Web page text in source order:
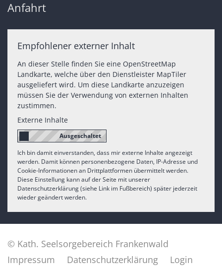
Anfahrt
Empfohlener externer Inhalt
An dieser Stelle finden Sie eine OpenStreetMap
Landkarte, welche über den Dienstleister MapTiler
ausgeliefert wird. Um diese Landkarte anzuzeigen
müssen Sie der Verwendung von externen Inhalten
zustimmen.
Externe Inhalte
Ich bin damit einverstanden, dass mir externe Inhalte angezeigt
werden. Damit können personenbezogene Daten, IP-Adresse und
Cookie-Informationen an Drittplattformen übermittelt werden.
Diese Einstellung kann auf der Seite mit unserer
Datenschutzerklärung (siehe Link im Fußbereich) später jederzeit
wieder geändert werden.
© Kath. Seelsorgebereich Frankenwald
Impressum
Datenschutzerklärung Login